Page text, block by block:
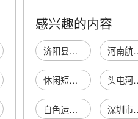
感兴趣的内容
济阳县旺达数控机床加工厂 河南航鑫
休闲短裤男 头屯河区世界城家
白色运动鞋 深圳市宝